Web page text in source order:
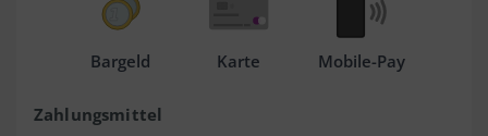
Bargeld Karte Mobile-Pay
Zahlungsmittel